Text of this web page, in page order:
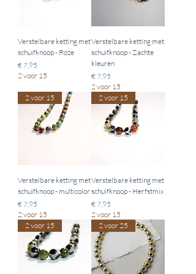
Verstelbare ketting met
schuifknoop - Roze
Prijs
€ 7,95
2 voor 15
Verstelbare ketting met
schuifknoop - Zachte
kleuren
Prijs
€ 7,95
2 voor 15
2 voor 15
Verstelbare ketting met
schuifknoop - multicolor
Prijs
€ 7,95
2 voor 15
2 voor 15
Verstelbare ketting met
schuifknoop - Herfstmix
Prijs
€ 7,95
2 voor 15
2 voor 15
2 voor 25